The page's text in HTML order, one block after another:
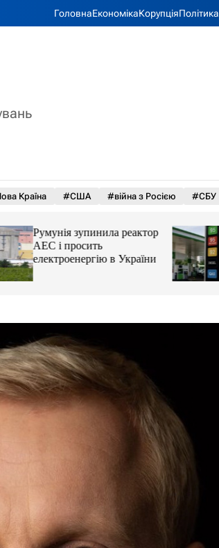
ГоловнаЕкономікаКорупціяПолітика
Країна #США #війна з Росією #СБУ
Румунія зупинила реактор
АЕС і просить
електроенергію в України